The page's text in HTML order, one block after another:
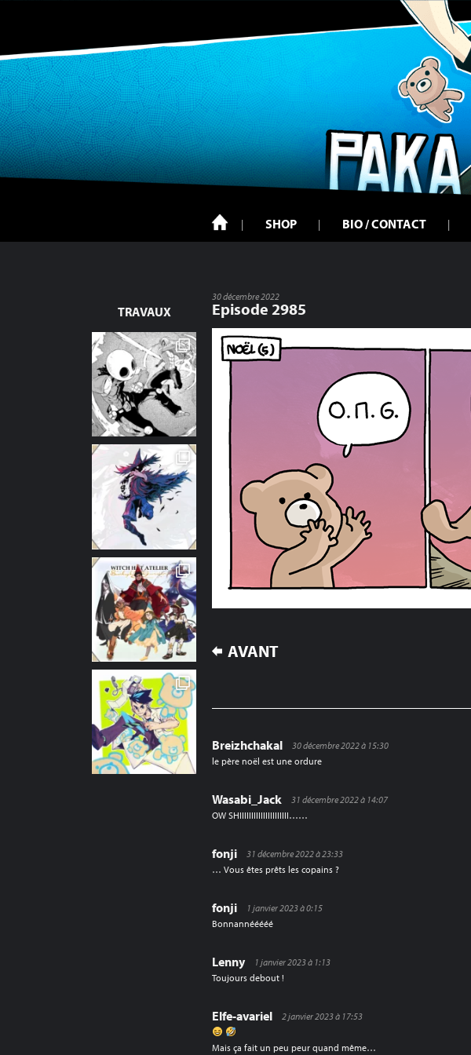
SHOP BIO / CONTACT
TRAVAUX
30 décembre 2022
Episode 2985
NAVIGATION
AVANT
Breizhchakal
30 décembre 2022 à 15:30
le père noël est une ordure
Wasabi_Jack
31 décembre 2022 à 14:07
OW SHIIIIIIIIIIIIIIIIIIIII……
fonji
31 décembre 2022 à 23:33
… Vous êtes prêts les copains ?
fonji
1 janvier 2023 à 0:15
Bonnannééééé
Lenny
1 janvier 2023 à 1:13
Toujours debout !
Elfe-avariel 2 janvier 2023 à 17:53
Mais ça fait un peu peur quand même…